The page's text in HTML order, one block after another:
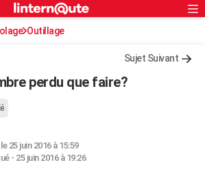
S'inscrire
Connexion
Outillage
Sujet Suivant
perdu que faire?
25 juin 2016 à 15:59
- 25 juin 2016 à 19:26